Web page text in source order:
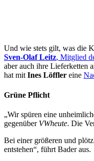
Und wie stets gilt, was die
Sven-Olaf Leitz, Mitglied
aber auch ihre Lieferketten
hat mitInes Löffler eine
Grüne Pflicht
„Wir spüren eine
gegenüber VWheute. Die
Bei einer größeren und
entstehen“, führt Bader aus.